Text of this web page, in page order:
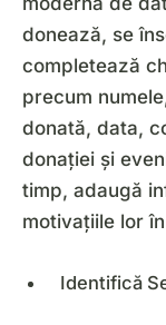
donează, se
completează
precum
donată, data,
donației și
timp, adaugă
motivațiile lor
Identifică